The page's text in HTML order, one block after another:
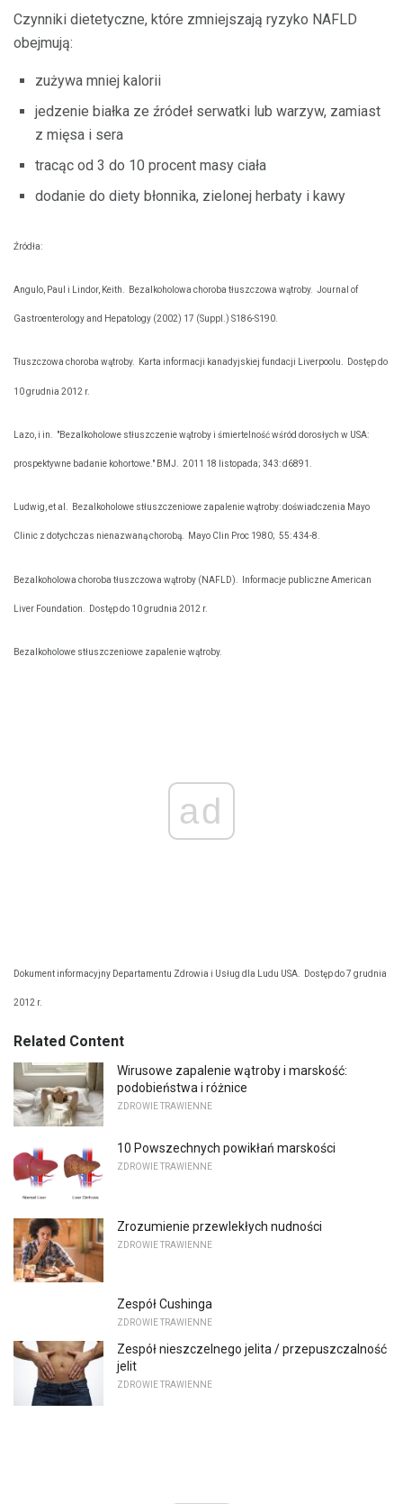
Czynniki dietetyczne, które zmniejszają ryzyko NAFLD
obejmują:
zużywa mniej kalorii
jedzenie białka ze źródeł serwatki lub warzyw, zamiast
z mięsa i sera
tracąc od 3 do 10 procent masy ciała
dodanie do diety błonnika, zielonej herbaty i kawy
Źródła:
Angulo, Paul i Lindor, Keith. Bezalkoholowa choroba tłuszczowa wątroby. Journal of
Gastroenterology and Hepatology (2002) 17 (Suppl.) S186-S190.
Tłuszczowa choroba wątroby. Karta informacji kanadyjskiej fundacji Liverpoolu. Dostęp do
10 grudnia 2012 r.
Lazo, i in. "Bezalkoholowe stłuszczenie wątroby i śmiertelność wśród dorosłych w USA:
prospektywne badanie kohortowe." BMJ. 2011 18 listopada; 343: d6891.
Ludwig, et al. Bezalkoholowe stłuszczeniowe zapalenie wątroby: doświadczenia Mayo
Clinic z dotychczas nienazwaną chorobą. Mayo Clin Proc 1980; 55: 434-8.
Bezalkoholowa choroba tłuszczowa wątroby (NAFLD). Informacje publiczne American
Liver Foundation. Dostęp do 10 grudnia 2012 r.
Bezalkoholowe stłuszczeniowe zapalenie wątroby.
ad
Dokument informacyjny Departamentu Zdrowia i Usług dla Ludu USA. Dostęp do 7 grudnia
2012 r.
Related Content
Wirusowe zapalenie wątroby i marskość:
podobieństwa i różnice
ZDROWIE TRAWIENNE
10 Powszechnych powikłań marskości
ZDROWIE TRAWIENNE
Zrozumienie przewlekłych nudności
ZDROWIE TRAWIENNE
Zespół Cushinga
ZDROWIE TRAWIENNE
Zespół nieszczelnego jelita / przepuszczalność
jelit
ZDROWIE TRAWIENNE